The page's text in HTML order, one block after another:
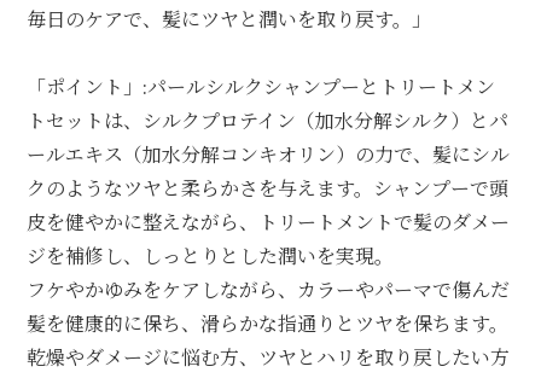
毎日のケアで、髪にツヤと潤いを取り戻す。」
「ポイント」:パールシルクシャンプーとトリートメン
トセットは、シルクプロテイン（加水分解シルク）とパ
ールエキス（加水分解コンキオリン）の力で、髪にシル
クのようなツヤと柔らかさを与えます。シャンプーで頭
皮を健やかに整えながら、トリートメントで髪のダメー
ジを補修し、しっとりとした潤いを実現。
フケやかゆみをケアしながら、カラーやパーマで傷んだ
髪を健康的に保ち、滑らかな指通りとツヤを保ちます。
乾燥やダメージに悩む方、ツヤとハリを取り戻したい方